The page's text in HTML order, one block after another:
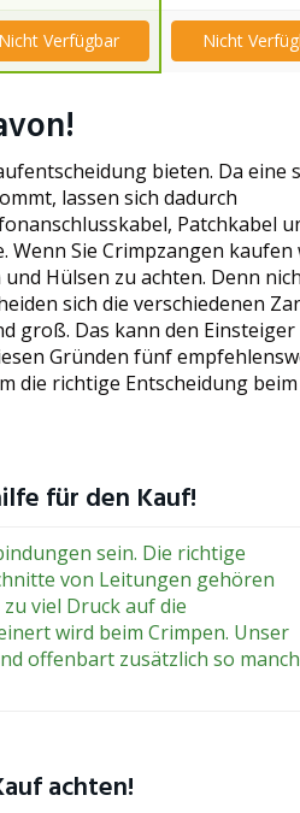
Nicht Verfügbar Nicht
bieten. Da eine
lassen sich dadurch
Patchkabel
Wenn Sie Crimpzangen kaufen
Hülsen zu achten. Denn
sich die verschiedenen
groß. Das kann den Einsteiger
Gründen fünf
die richtige Entscheidung beim
für den Kauf!
sein. Die richtige
von Leitungen gehören
viel Druck auf die
wird beim Crimpen. Unser
offenbart zusätzlich so
achten!